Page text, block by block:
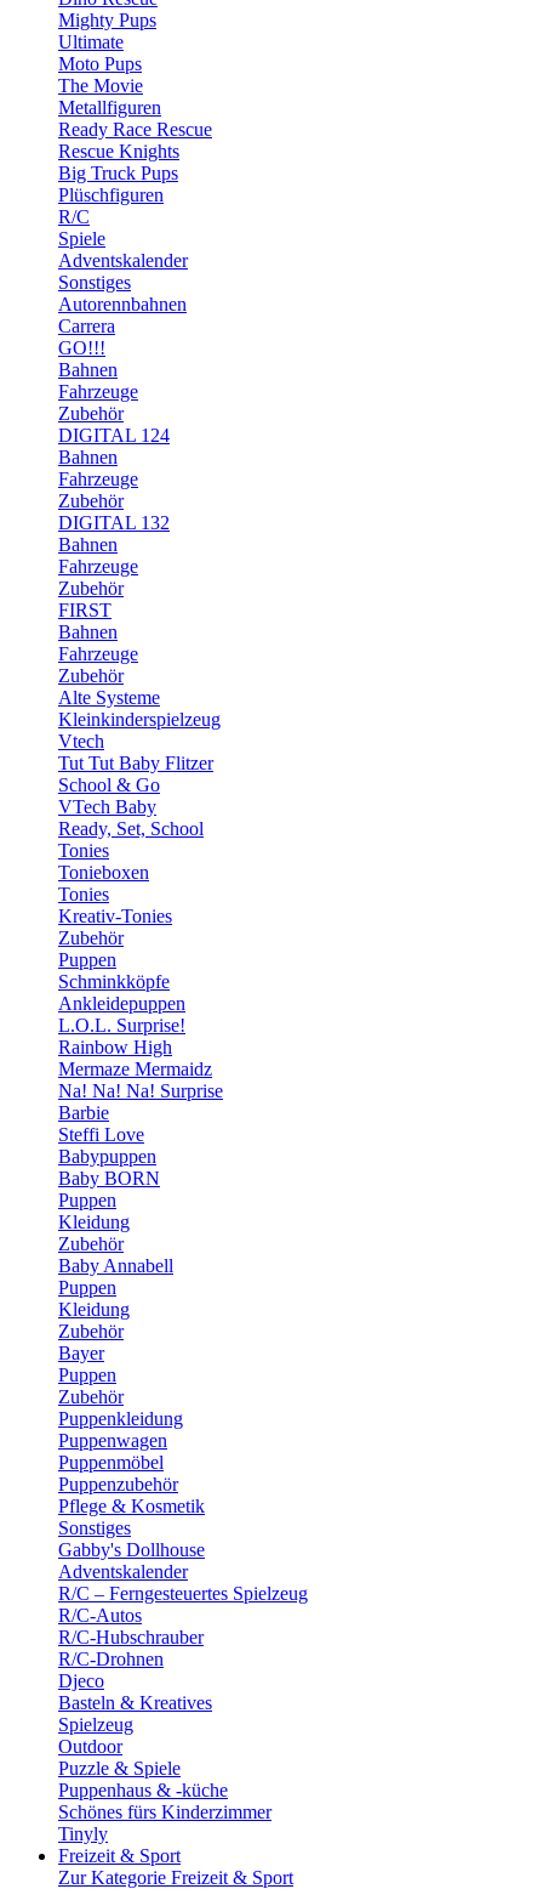
Mighty Pups
Ultimate
Moto Pups
The Movie
Metallfiguren
Ready Race Rescue
Rescue Knights
Big Truck Pups
Plüschfiguren
R/C
Spiele
Adventskalender
Sonstiges
Autorennbahnen
Carrera
GO!!!
Bahnen
Fahrzeuge
Zubehör
DIGITAL 124
Bahnen
Fahrzeuge
Zubehör
DIGITAL 132
Bahnen
Fahrzeuge
Zubehör
FIRST
Bahnen
Fahrzeuge
Zubehör
Alte Systeme
Kleinkinderspielzeug
Vtech
Tut Tut Baby Flitzer
School & Go
VTech Baby
Ready, Set, School
Tonies
Tonieboxen
Tonies
Kreativ-Tonies
Zubehör
Puppen
Schminkköpfe
Ankleidepuppen
L.O.L. Surprise!
Rainbow High
Mermaze Mermaidz
Na! Na! Na! Surprise
Barbie
Steffi Love
Babypuppen
Baby BORN
Puppen
Kleidung
Zubehör
Baby Annabell
Puppen
Kleidung
Zubehör
Bayer
Puppen
Zubehör
Puppenkleidung
Puppenwagen
Puppenmöbel
Puppenzubehör
Pflege & Kosmetik
Sonstiges
Gabby's Dollhouse
Adventskalender
R/C – Ferngesteuertes Spielzeug
R/C-Autos
R/C-Hubschrauber
R/C-Drohnen
Djeco
Basteln & Kreatives
Spielzeug
Outdoor
Puzzle & Spiele
Puppenhaus & -küche
Schönes fürs Kinderzimmer
Tinyly
Freizeit & Sport
Zur Kategorie Freizeit & Sport